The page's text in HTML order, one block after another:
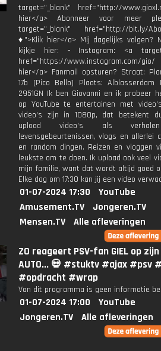
target="_blank" href="http://
hier</a> Abonneer voor meer
target="_blank" href="http://bit.ly/
♦">Klik hier</a> Mij dagelijks volgen?
kijkje hier: - Instagram: <a
href="https://www.instagram.com/
hier</a> Fanmail opsturen? Straat:
17b (Pico Bello) Plaats: Alblasserdam
2951GN Ik ben Giovanni en ik probeer
op YouTube te entertainen met
video's zijn in 1080p, dat betekent
upload video's als
levensgebeurtenissen, vlogs en allerlei
en random dingen. Reizen en vloggen
leukste om te doen. Ik upload ook veel
mijn familie, want dat wordt altijd goed
Elke dag om 17:30 kan jij een video
01-07-2024 17:30
YouTube
Amusement.TV
Jongeren.TV
Mensen.TV
Alle afleveringen
ZO reageert PSV-fan GIEL op
AUTO... 💀 #stuktv #ajax #psv
#opdracht #wrap
Van dit programma is geen informatie
01-07-2024 17:00
YouTube
Jongeren.TV
Alle afleveringen